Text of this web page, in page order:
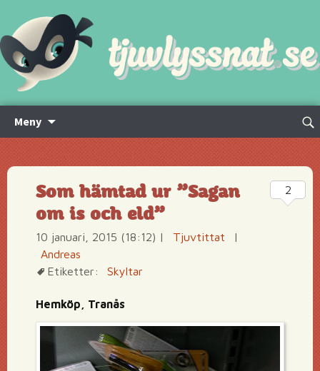
Meny
innehåll
Sök
Som hämtad ur ”Sagan
om is och eld”
10 januari, 2015 (18:12) | Tjuvtittat
|
Andreas
Etiketter:
Skyltar
Hemköp, Tranås
2